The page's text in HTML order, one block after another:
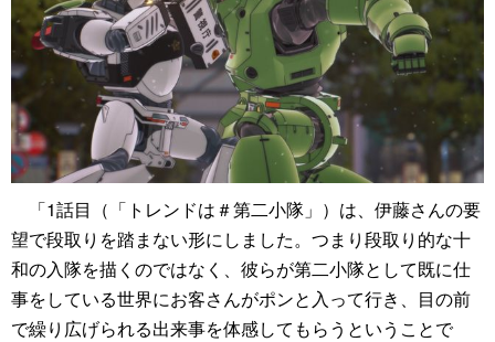
「1話目（「トレンドは＃第二小隊」）は、伊藤さんの要
望で段取りを踏まない形にしました。つまり段取り的な十
和の入隊を描くのではなく、彼らが第二小隊として既に仕
事をしている世界にお客さんがポンと入って行き、目の前
で繰り広げられる出来事を体感してもらうということで